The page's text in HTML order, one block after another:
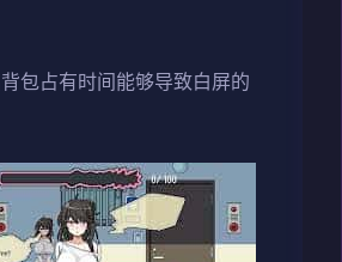
包占有时间能够导致白屏的